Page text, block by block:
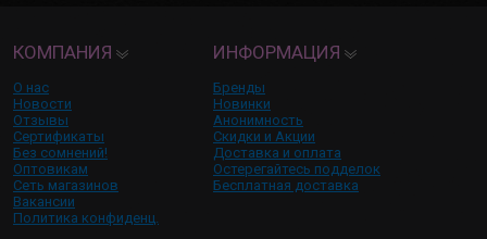
КОМПАНИЯ
О нас
Новости
Отзывы
Сертификаты
Без сомнений!
Оптовикам
Сеть магазинов
Вакансии
Политика конфиденц.
ИНФОРМАЦИЯ
Бренды
Новинки
Анонимность
Скидки и Акции
Доставка и оплата
Остерегайтесь подделок
Бесплатная доставка